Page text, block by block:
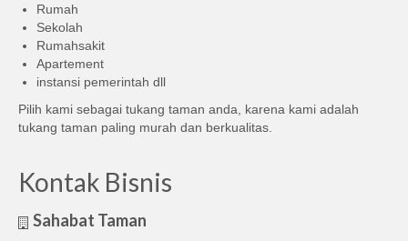
Rumah
Sekolah
Rumahsakit
Apartement
instansi pemerintah dll
Pilih kami sebagai tukang taman anda, karena kami adalah
tukang taman paling murah dan berkualitas.
Kontak Bisnis
Sahabat Taman